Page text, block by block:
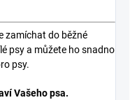
zamíchat do běžné
psy a můžete ho snadno
psy.
Vašeho psa.